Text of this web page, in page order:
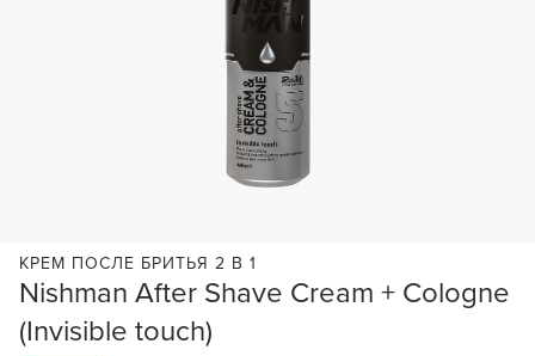
Nishman After Shave Cream + Cologne
(Invisible touch)
КРЕМ ПОСЛЕ БРИТЬЯ 2 В 1